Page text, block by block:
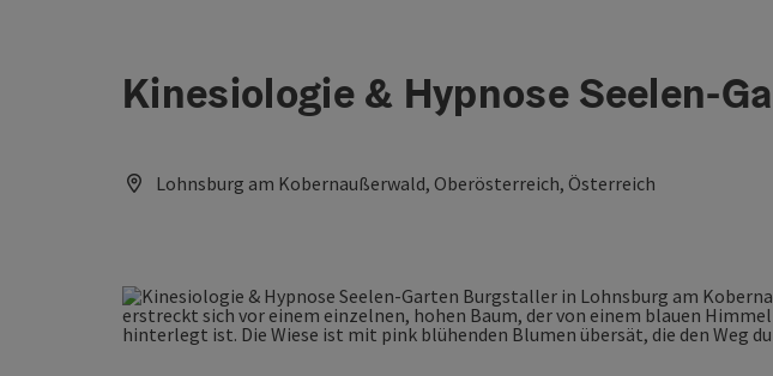
Kinesiologie & Hypnose Seelen-
Lohnsburg am Kobernaußerwald, Oberösterreich, Österreich